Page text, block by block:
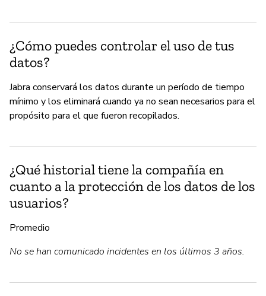
¿Cómo puedes controlar el uso de tus
datos?
Jabra conservará los datos durante un período de tiempo
mínimo y los eliminará cuando ya no sean necesarios para el
propósito para el que fueron recopilados.
¿Qué historial tiene la compañía en
cuanto a la protección de los datos de los
usuarios?
Promedio
No se han comunicado incidentes en los últimos 3 años.